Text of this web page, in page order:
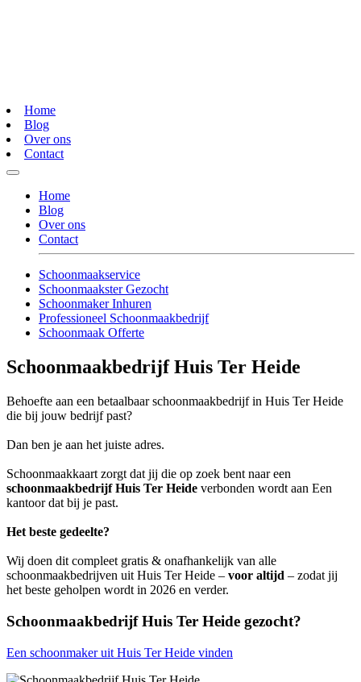
Home
Blog
Over ons
Contact
Home
Blog
Over ons
Contact
Schoonmaakservice
Schoonmaakster Gezocht
Schoonmaker Inhuren
Professioneel Schoonmaakbedrijf
Schoonmaak Offerte
Schoonmaakbedrijf Huis Ter Heide
Behoefte aan een betaalbaar schoonmaakbedrijf in Huis Ter Heide
die bij jouw bedrijf past?
Dan ben je aan het juiste adres.
Schoonmaakkaart zorgt dat jij die op zoek bent naar een
schoonmaakbedrijf Huis Ter Heide verbonden wordt aan Een
kantoor dat bij je past.
Het beste gedeelte?
Wij doen dit compleet gratis & onafhankelijk van alle
schoonmaakbedrijven uit Huis Ter Heide – voor altijd – zodat jij
het beste geholpen wordt in 2026 en verder.
Schoonmaakbedrijf Huis Ter Heide gezocht?
Een schoonmaker uit Huis Ter Heide vinden